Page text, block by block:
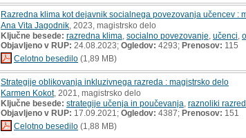
Razredna klima kot dejavnik socialnega povezovanja učencev :
Ana Vita Jagodnik , 2023, magistrsko delo
Ključne besede: razredna klima socialno povezovanje učenci
Objavljeno v RUP: 24.08.2023; Ogledov: 4293; Prenosov: 115
Celotno besedilo (1,89 MB)
Strategije oblikovanja inkluzivnega razreda : magistrsko delo
Karmen Kokot, 2021, magistrsko delo
Ključne besede: strategije učenja in poučevanja raznoliki
Objavljeno v RUP: 17.09.2021; Ogledov: 4387; Prenosov: 151
Celotno besedilo (1,88 MB)